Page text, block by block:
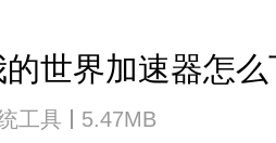
的世界加速器怎么
工具 5.47MB